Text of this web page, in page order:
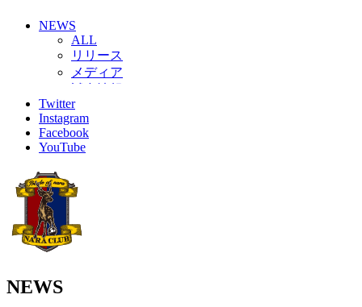
NEWS
ALL
リリース
メディア
グッズ
ファンコミュニティ
普及・育成
ホームタウン
その他
TEAM
2026/27トップチーム
2026/27トップチームスタッフ
Twitter
Instagram
Facebook
YouTube
NEWS